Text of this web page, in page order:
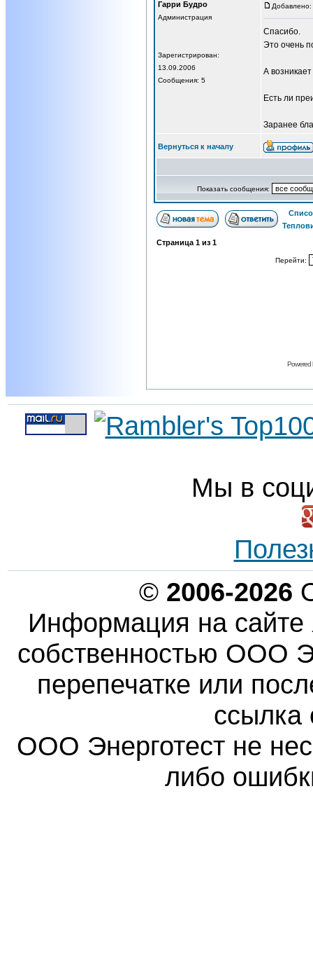
Гарри Будро
Администрация
Зарегистрирован:
13.09.2006
Сообщения: 5
Добавлено:
Спасибо.
Это очень
А
Есть ли
Заранее
Вернуться к началу
Показать сообщения:
Страница 1 из 1
Перейти:
Powered
Мы в
© 2006-2026
Информация на сайте
собственностью ООО
перепечатке или
ссылка
ООО Энерготест не
либо